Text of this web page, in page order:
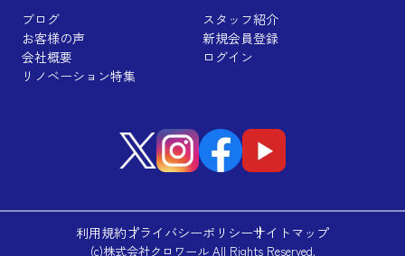
ブログ
スタッフ紹介
お客様の声
新規会員登録
会社概要
ログイン
リノベーション特集
利用規約プライバシーポリシーサイトマップ
(c)株式会社クロワール All Rights Reserved.